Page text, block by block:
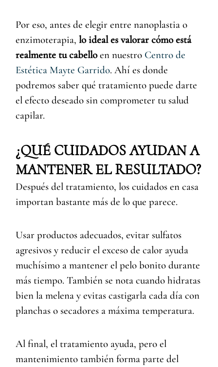
Por eso, antes de elegir entre nanoplastia o
enzimoterapia,lo ideal es valorar cómo está
realmente tu cabelloen nuestro Centro de
Estética Mayte Garrido. Ahí es donde
podremos saber qué tratamiento puede darte
el efecto deseado sin comprometer tu salud
capilar.
¿QUÉ CUIDADOS AYUDAN A
MANTENER EL RESULTADO?
Después del tratamiento, los cuidados en casa
importan bastante más de lo que parece.
Usar productos adecuados, evitar sulfatos
agresivos y reducir el exceso de calor ayuda
muchísimo a mantener el pelo bonito durante
más tiempo. También se nota cuando hidratas
bien la melena y evitas castigarla cada día con
planchas o secadores a máxima temperatura.
Al final, el tratamiento ayuda, pero el
mantenimiento también forma parte del